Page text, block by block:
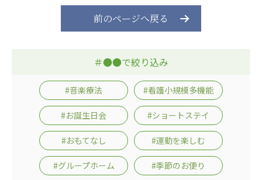
台灣善合股份有限公司
Angkor-Japan Friendship International
NGO共生の家
G-COM JOINT STOCK COMPANY
海外子会社・合弁会社
瀋陽長者会
上海介護施設
広州谷豊園
前のページへ戻る
＃●●で絞り込み
#音楽療法 #看護小規模多機能
#お誕生日会 #ショートステイ
#おもてなし #運動を楽しむ
#グループホーム #季節のお便り